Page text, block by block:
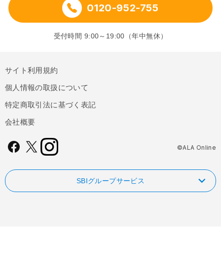
0120-952-755
受付時間 9:00～19:00（年中無休）
サイト利用規約
個人情報の取扱について
特定商取引法に基づく表記
会社概要
©ALA Online
SBIグループサービス